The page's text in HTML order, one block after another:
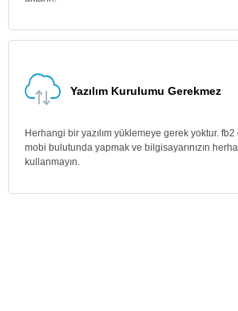
Yazılım Kurulumu Gerekmez
Herhangi bir yazılım yüklemeye gerek yoktur.
mobi bulutunda yapmak ve bilgisayarınızın
kullanmayın.